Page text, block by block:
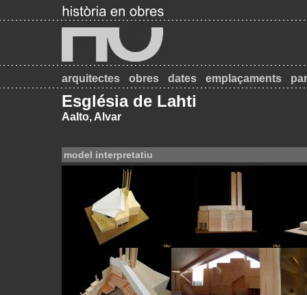
arquitectes obres dates emplaçaments
Església de Lahti
Aalto, Alvar
model interpretatiu